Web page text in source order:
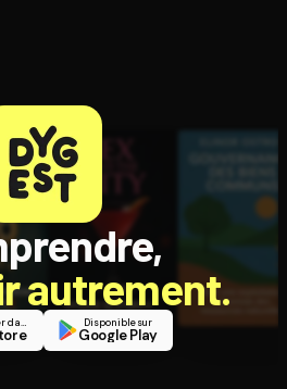
autrement.
Télécharger dans Disponible sur
Google Play